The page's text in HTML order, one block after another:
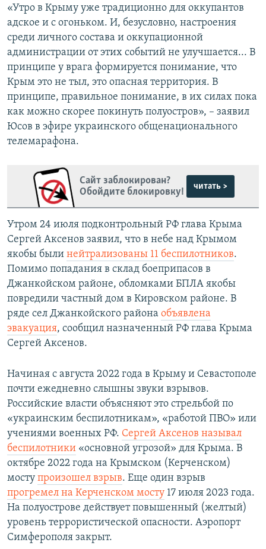
«Утро в Крыму уже традиционно для оккупантов
адское и с огоньком. И, безусловно, настроения
среди личного состава и оккупационной
администрации от этих событий не улучшается... В
принципе у врага формируется понимание, что
Крым это не тыл, это опасная территория. В
принципе, правильное понимание, в их силах пока
как можно скорее покинуть полуостров», – заявил
Юсов в эфире украинского общенационального
телемарафона.
Сайт заблокирован?
Обойдите блокировку!
читать >
Утром 24 июля подконтрольный РФ глава Крыма
Сергей Аксенов заявил, что в небе над Крымом
якобы были нейтрализованы 11 беспилотников.
Помимо попадания в склад боеприпасов в
Джанкойском районе, обломками БПЛА якобы
повредили частный дом в Кировском районе. В
ряде сел Джанкойского района объявлена
эвакуация, сообщил назначенный РФ глава Крыма
Сергей Аксенов.
Начиная с августа 2022 года в Крыму и Севастополе
почти ежедневно слышны звуки взрывов.
Российские власти объясняют это стрельбой по
«украинским беспилотникам», «работой ПВО» или
учениями военных РФ. Сергей Аксенов называл
беспилотники «основной угрозой» для Крыма. В
октябре 2022 года на Крымском (Керченском)
мосту произошел взрыв. Еще один взрыв
прогремел на Керченском мосту 17 июля 2023 года.
На полуострове действует повышенный (желтый)
уровень террористической опасности. Аэропорт
Симферополя закрыт.